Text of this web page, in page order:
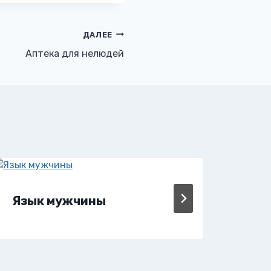
ДАЛЕЕ
Аптека для нелюдей
Язык мужчины